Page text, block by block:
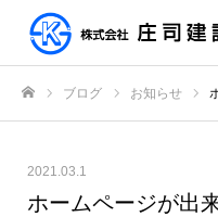
ブログ お知らせ
2021.03.1
ホームページが出